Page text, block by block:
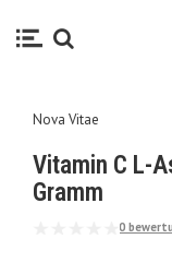
Nova Vitae
Vitamin C L-
Gramm
0